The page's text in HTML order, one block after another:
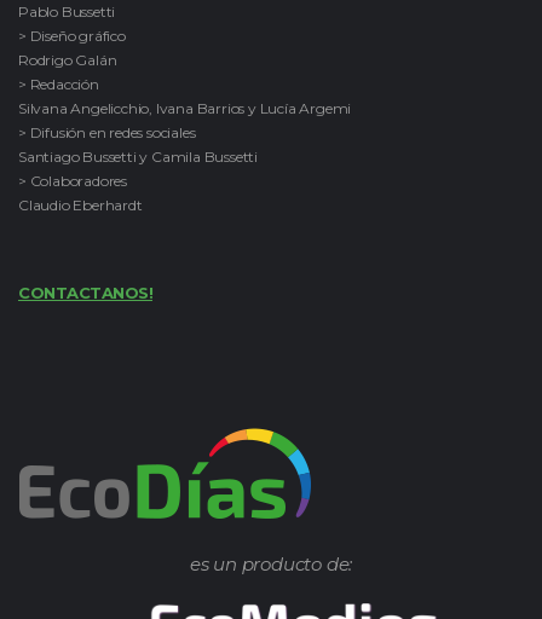
Pablo Bussetti
> Diseño gráfico
Rodrigo Galán
> Redacción
Silvana Angelicchio, Ivana Barrios y Lucía Argemi
> Difusión en redes sociales
Santiago Bussetti y Camila Bussetti
> Colaboradores
Claudio Eberhardt
CONTACTANOS!
es un producto de: